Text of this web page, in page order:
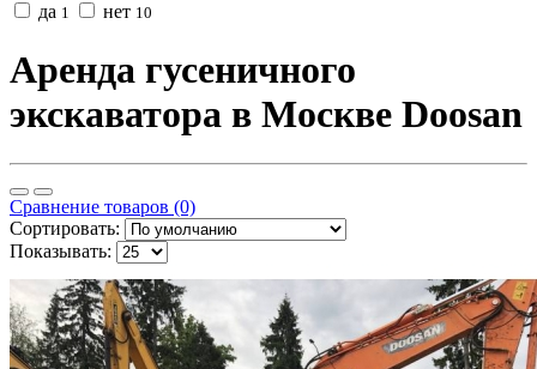
да 1 нет 10
Аренда гусеничного
экскаватора в Москве Doosan
Сравнение товаров (0)
Сортировать:
Показывать: